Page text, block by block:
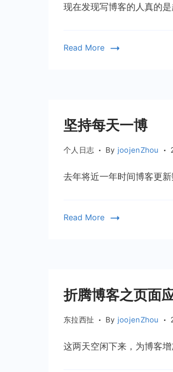
现在发现写博客的人真的
Read More
坚持每天一博
个人日志 By joojenZhou
去年将近一年时间博客更
Read More
折腾博客之页面
东拉西扯 By joojenZhou
这两天空闲下来，为博客